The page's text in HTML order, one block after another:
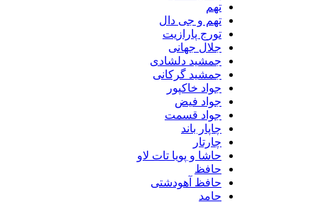
تهم و جی دال
تورج پارازیت
جلال جهانی
جمشید دلشادی
جمشید گرکانی
جواد خاکپور
جواد فیض
جواد قسمت
چاپار باند
حاشا و پویا تات لاو
حافظ آهودشتی